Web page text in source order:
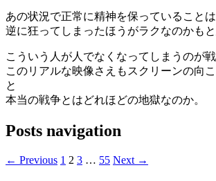
あの状況で正常に精神を保っていることは
逆に狂ってしまったほうがラクなのかもと
こういう人が人でなくなってしまうのが
このリアルな映像さえもスクリーンの向
と
本当の戦争とはどれほどの地獄なのか。
Posts navigation
← Previous 1 2 3 … 55 Next →